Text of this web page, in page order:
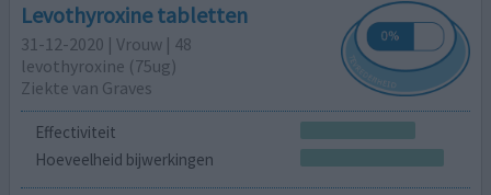
Levothyroxine tabletten
31-12-2020 | Vrouw | 48
levothyroxine (75ug)
Ziekte van Graves
Effectiviteit
Hoeveelheid bijwerkingen